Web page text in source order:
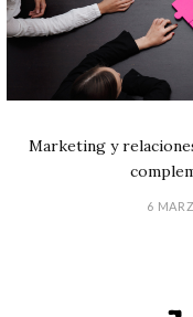
Marketing y
6